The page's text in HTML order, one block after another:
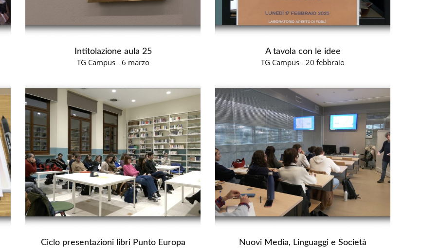
Intitolazione aula 25
TG Campus - 6 marzo
A tavola con le idee
TG Campus - 20 febbraio
Ciclo presentazioni libri Punto Europa Nuovi Media, Linguaggi e Società